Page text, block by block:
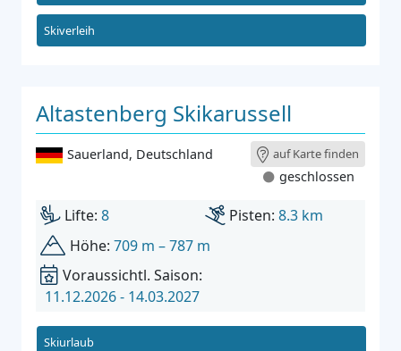
Skiverleih
Altastenberg Skikarussell
Sauerland, Deutschland auf Karte finden
geschlossen
Lifte: 8 Pisten: 8.3 km
Höhe: 709 m – 787 m
Voraussichtl. Saison:
11.12.2026 - 14.03.2027
Skiurlaub